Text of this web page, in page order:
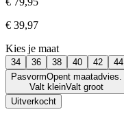
€ 39,97
Kies je maat
34 36 38 40 42 44
PasvormOpent maatadvies.
Valt kleinValt groot
Uitverkocht